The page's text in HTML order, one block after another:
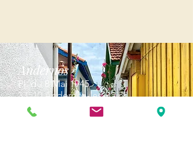
Andernos
Pl. du 8 Mai 1945
33510 Andernos-les-Bains